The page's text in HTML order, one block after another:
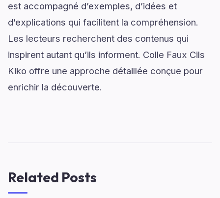
est accompagné d’exemples, d’idées et
d’explications qui facilitent la compréhension.
Les lecteurs recherchent des contenus qui
inspirent autant qu’ils informent. Colle Faux Cils
Kiko offre une approche détaillée conçue pour
enrichir la découverte.
Related Posts